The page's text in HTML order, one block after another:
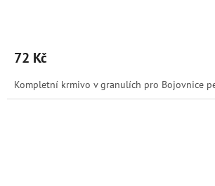
72 Kč
Kompletní krmivo v granulích pro Bojovnice